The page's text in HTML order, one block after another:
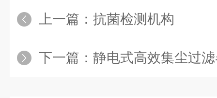
上一篇： 抗菌检测机构
下一篇： 静电式高效集尘过